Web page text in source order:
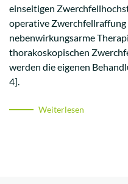
einseitigen
operative Zwerchfellraffung
nebenwirkungsarme
thorakoskopischen
werden die eigenen
4].
Weiterlesen